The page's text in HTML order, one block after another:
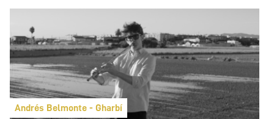
Andrés Belmonte - Gharbí